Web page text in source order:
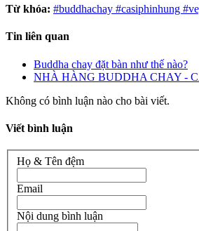
Từ khóa: #buddhachay #casiphinhung
Tin liên quan
Buddha chay đặt bàn như thế nào?
NHÀ HÀNG BUDDHA CHAY -
Không có bình luận nào cho bài viết.
Viết bình luận
Họ & Tên đệm
Email
Nội dung bình luận